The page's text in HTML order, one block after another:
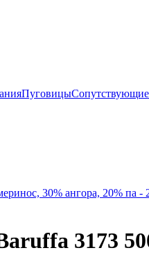
Пуговицы
3173